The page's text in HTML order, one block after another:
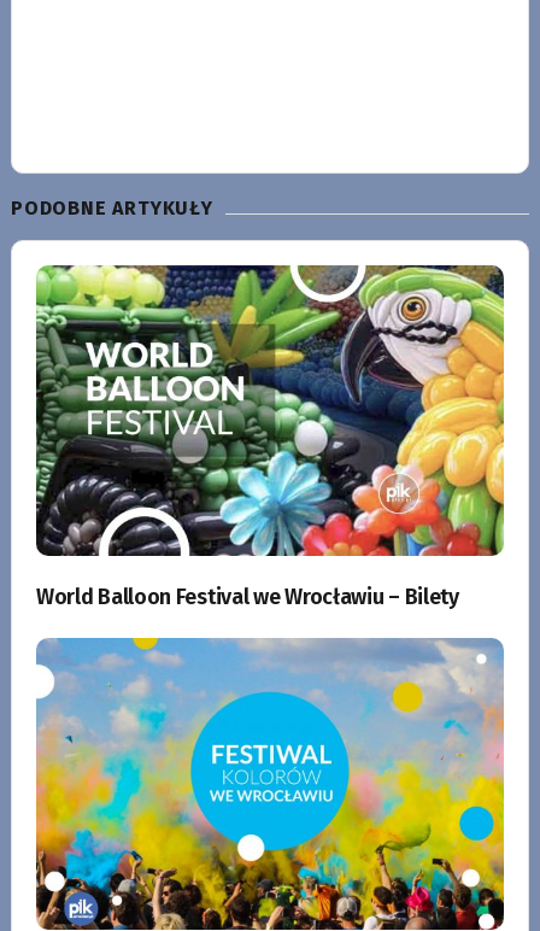
PODOBNE ARTYKUŁY
World Balloon Festival we Wrocławiu – Bilety